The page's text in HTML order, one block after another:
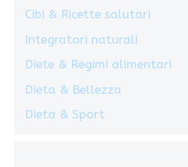
Cibi & Ricette salutari
Integratori naturali
Diete & Regimi alimentari
Dieta & Bellezza
Dieta & Sport